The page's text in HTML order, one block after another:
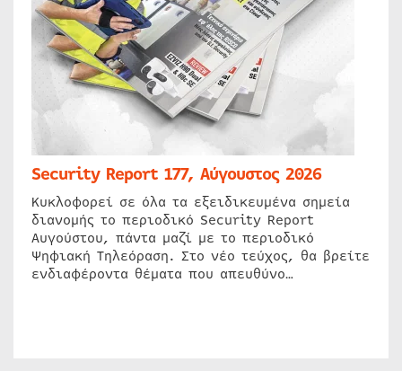
Security Report 177, Αύγουστος 2026
Κυκλοφορεί σε όλα τα εξειδικευμένα σημεία
διανομής το περιοδικό Security Report
Αυγούστου, πάντα μαζί με το περιοδικό
Ψηφιακή Τηλεόραση. Στο νέο τεύχος, θα βρείτε
ενδιαφέροντα θέματα που απευθύνο…